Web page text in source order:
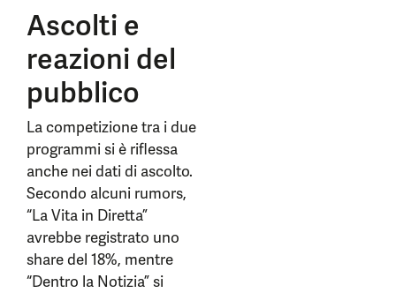
Ascolti e
reazioni del
pubblico
La competizione tra i due
programmi si è riflessa
anche nei dati di ascolto.
Secondo alcuni rumors,
“La Vita in Diretta”
avrebbe registrato uno
share del 18%, mentre
“Dentro la Notizia” si